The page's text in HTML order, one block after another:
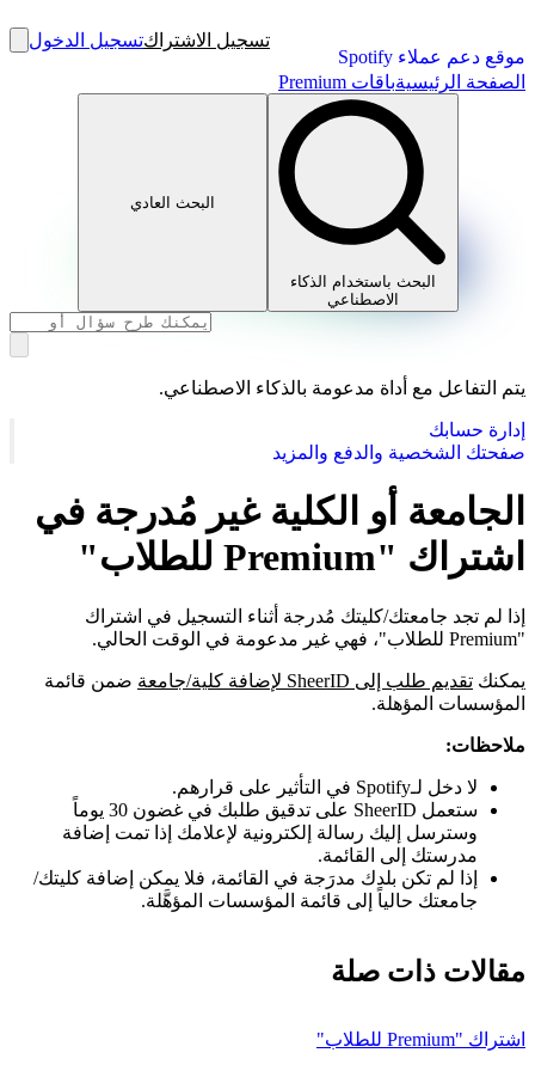
موقع دعم عملاء Spotify
تسجيل الاشتراكتسجيل الدخول
الصفحة الرئيسيةباقات Premium
البحث باستخدام الذكاء
الاصطناعي
البحث العادي
يتم التفاعل مع أداة مدعومة بالذكاء الاصطناعي.
إدارة حسابك
صفحتك الشخصية والدفع والمزيد
الجامعة أو الكلية غير مُدرجة في
اشتراك "Premium للطلاب"
إذا لم تجد جامعتك/كليتك مُدرجة أثناء التسجيل في اشتراك
"Premium للطلاب"، فهي غير مدعومة في الوقت الحالي.
يمكنك تقديم طلب إلى SheerID لإضافة كلية/جامعة
ضمن قائمة
المؤسسات المؤهلة.
ملاحظات:
لا دخل لـSpotify في التأثير على قرارهم.
ستعمل SheerID على تدقيق طلبك في غضون 30 يوماً
وسترسل إليك رسالة إلكترونية لإعلامك إذا تمت إضافة
مدرستك إلى القائمة.
إذا لم تكن بلدك مدرَجة في القائمة، فلا يمكن إضافة كليتك/
جامعتك حالياً إلى قائمة المؤسسات المؤهَّلة.
مقالات ذات صلة
اشتراك "Premium للطلاب"